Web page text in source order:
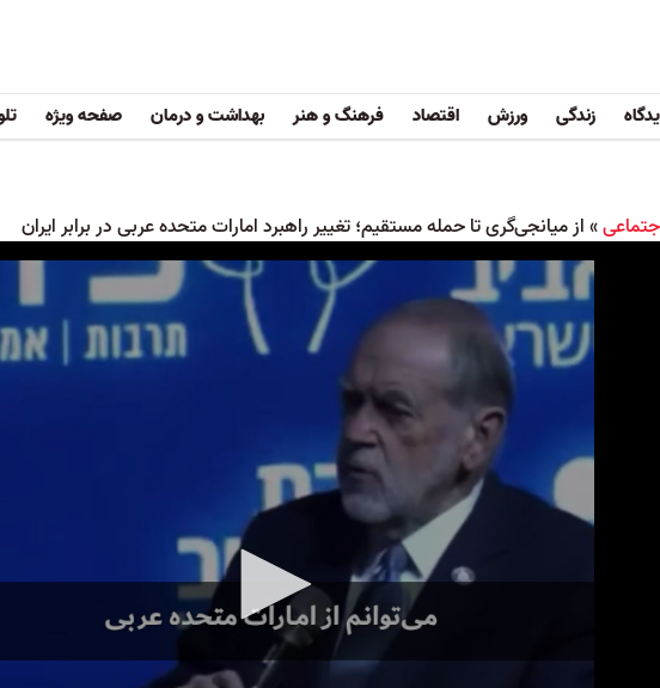
زندگی ورزش اقتصاد فرهنگ و هنر بهداشت و درمان صفحه ویژه
»از میانجی‌گری تا حمله مستقیم؛ تغییر راهبرد امارات متحده عربی در برابر ایران